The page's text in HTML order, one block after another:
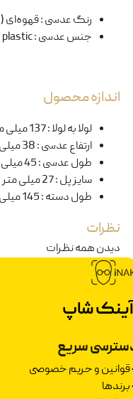
رنگ عدسی:قهوه‌ای (CAT 3N)
جنس عدسی:
plastic
اندازه محصول
لولا به لولا:137 میلی متر
ارتفاع عدسی:38 میلی متر
طول عدسی:45 میلی متر
سایز پل:27 میلی متر
طول دسته:145 میلی متر
نظرات
دیدن همه نظرات
آینک شاپ
سریع
قوانین و حریم خصوصی
برندها